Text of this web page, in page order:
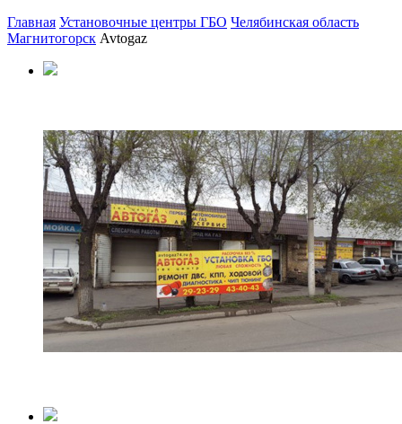
Главная Установочные центры ГБО Челябинская область
Магнитогорск Avtogaz